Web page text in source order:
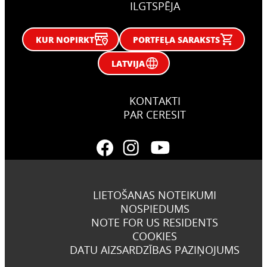
ILGTSPĒJA
KUR NOPIRKT
PORTFEĻA SARAKSTS
LATVIJA
KONTAKTI
PAR CERESIT
LIETOŠANAS NOTEIKUMI
NOSPIEDUMS
NOTE FOR US RESIDENTS
COOKIES
DATU AIZSARDZĪBAS PAZIŅOJUMS